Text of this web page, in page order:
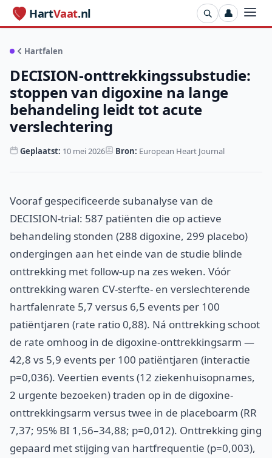
HartVaat.nl 👤
Hartfalen
DECISION-onttrekkingssubstudie:
stoppen van digoxine na lange
behandeling leidt tot acute
verslechtering
Geplaatst: 10 mei 2026 Bron: European Heart Journal
Vooraf gespecificeerde subanalyse van de
DECISION-trial: 587 patiënten die op actieve
behandeling stonden (288 digoxine, 299 placebo)
ondergingen aan het einde van de studie blinde
onttrekking met follow-up na zes weken. Vóór
onttrekking waren CV-sterfte- en verslechterende
hartfalenrate 5,7 versus 6,5 events per 100
patiëntjaren (rate ratio 0,88). Ná onttrekking schoot
de rate omhoog in de digoxine-onttrekkingsarm —
42,8 vs 5,9 events per 100 patiëntjaren (interactie
p=0,036). Veertien events (12 ziekenhuisopnames,
2 urgente bezoeken) traden op in de digoxine-
onttrekkingsarm versus twee in de placeboarm (RR
7,37; 95% BI 1,56–34,88; p=0,012). Onttrekking ging
gepaard met stijging van hartfrequentie (p=0,003),